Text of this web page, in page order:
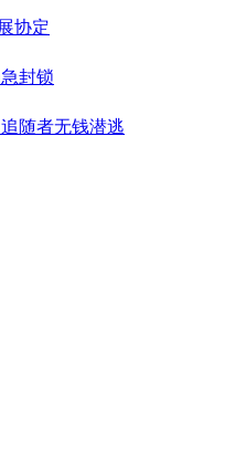
协定
封锁
随者无钱潜逃